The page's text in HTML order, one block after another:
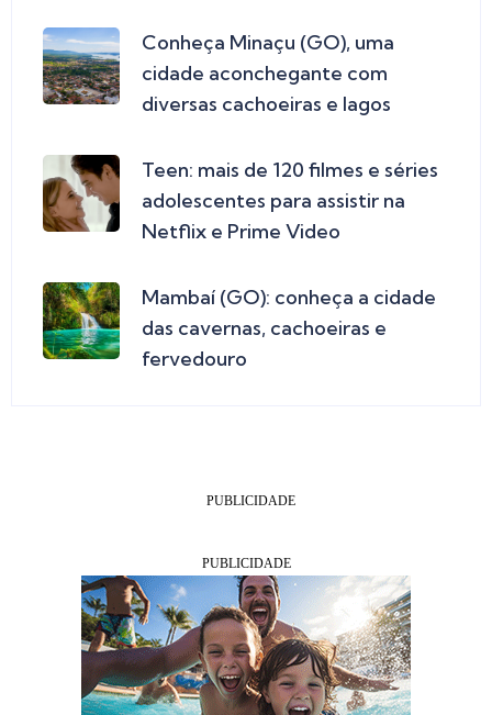
Conheça Minaçu (GO), uma
cidade aconchegante com
diversas cachoeiras e lagos
Teen: mais de 120 filmes e séries
adolescentes para assistir na
Netflix e Prime Video
Mambaí (GO): conheça a cidade
das cavernas, cachoeiras e
fervedouro